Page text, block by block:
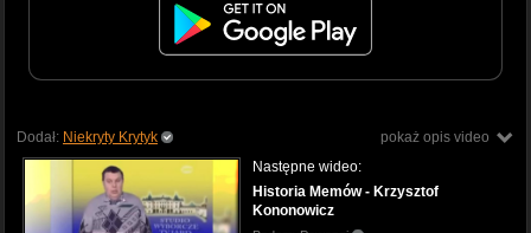
pokaż opis video
Dodał: Niekryty Krytyk
Następne wideo:
Historia Memów - Krzysztof
Kononowicz